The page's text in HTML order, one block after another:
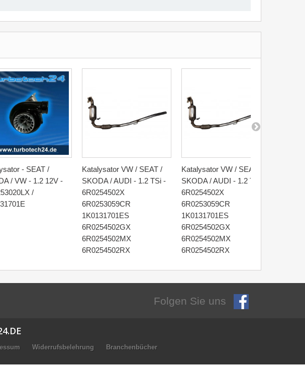
- SEAT /
/ VW - 1.2 12V -
/
Katalysator VW / SEAT /
SKODA / AUDI - 1.2 TSi -
6R0254502X
6R0253059CR
1K0131701ES
6R0254502GX
6R0254502MX
6R0254502RX
Katalysator VW / SEAT /
SKODA / AUDI - 1.2 TSi -
6R0254502X
6R0253059CR
1K0131701ES
6R0254502GX
6R0254502MX
6R0254502RX
Folgen Sie uns
Widerrufsbelehrung Branchenbücher